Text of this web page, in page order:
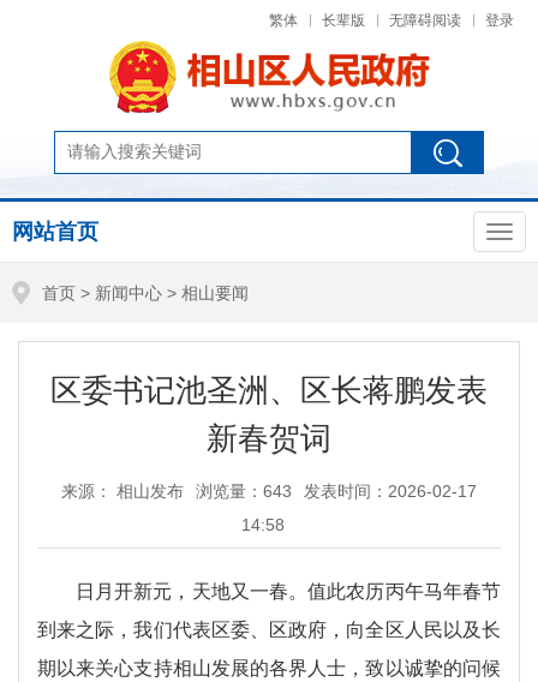
繁体 长辈版 无障碍阅读 登录
网站首页
首页 > 新闻中心 > 相山要闻
区委书记池圣洲、区长蒋鹏发表
新春贺词
来源： 相山发布 浏览量： 643
发表时间：2026-02-17
14:58
日月开新元，天地又一春。值此农历丙午马年春节
到来之际，我们代表区委、区政府，向全区人民以及长
期以来关心支持相山发展的各界人士，致以诚挚的问候